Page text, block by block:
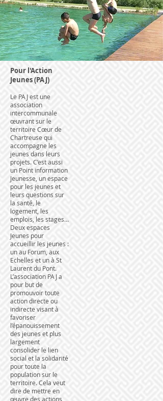
Pour l'Action
Jeunes (PAJ)
Le PAJ est une
association
intercommunale
œuvrant sur le
territoire Cœur de
Chartreuse qui
accompagne les
jeunes dans leurs
projets. C’est aussi
un Point information
Jeunesse, un espace
pour les jeunes et
leurs questions sur
la santé, le
logement, les
emplois, les stages…
Deux espaces
Jeunes pour
accueillir les jeunes :
un au Forum, aux
Echelles et un à St
Laurent du Pont.
L’association PAJ a
pour but de
promouvoir toute
action directe ou
indirecte visant à
favoriser
l’épanouissement
des jeunes et plus
largement
consolider le lien
social et la solidarité
pour toute la
population sur le
territoire. Cela veut
dire de mettre en
œuvre des actions